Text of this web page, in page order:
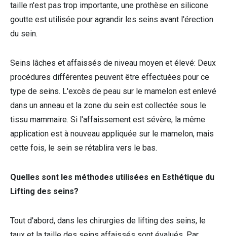
taille n'est pas trop importante, une prothèse en silicone
goutte est utilisée pour agrandir les seins avant l'érection
du sein.
Seins lâches et affaissés de niveau moyen et élevé: Deux
procédures différentes peuvent être effectuées pour ce
type de seins. L'excès de peau sur le mamelon est enlevé
dans un anneau et la zone du sein est collectée sous le
tissu mammaire. Si l'affaissement est sévère, la même
application est à nouveau appliquée sur le mamelon, mais
cette fois, le sein se rétablira vers le bas.
Quelles sont les méthodes utilisées en Esthétique du
Lifting des seins?
Tout d'abord, dans les chirurgies de lifting des seins, le